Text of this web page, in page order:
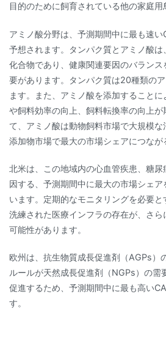
目的のために飼育されている他の家庭用
アミノ酸分野は、予測期間中に最も速い
予想されます。タンパク質とアミノ酸
化合物であり、健康関連要因のバラン
要があります。タンパク質は20種類の
ます。また、アミノ酸を添加すること
や飼料効率の向上、飼料転換率の向上が
て、アミノ酸は動物飼料市場で大規模
添加物市場で最大の市場シェアにつなが
北米は、この地域内の心血管疾患、糖
因する、予測期間中に最大の市場シェ
います。定期的なモニタリングを必要と
洗練された医療インフラの存在が、さら
可能性があります。
欧州は、抗生物質成長促進剤（AGPs）
ルールが天然成長促進剤（NGPs）の需
促進するため、予測期間中に最も高い
す。